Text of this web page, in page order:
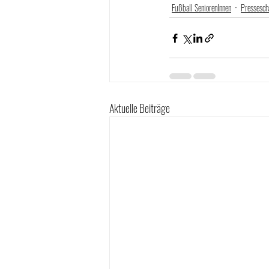
Fußball SeniorenInnen
Aktuelle Beiträge